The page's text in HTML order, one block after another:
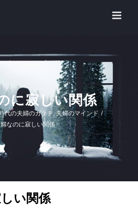
に寂しい関係
代の夫婦のカタチ,夫婦のマインド /
なのに寂しい関係
い関係